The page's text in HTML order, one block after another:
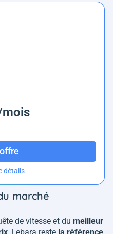
détails
marché
de vitesse et du meilleur
, Lebara reste la référence